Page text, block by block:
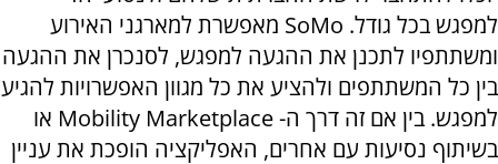
למפגש בכל גודל. SoMo מאפשרת למארגני האירוע
ומשתתפיו לתכנן את ההגעה למפגש, לסנכרן את ההגעה
בין כל המשתתפים ולהציע את כל מגוון האפשרויות להגיע
למפגש. בין אם זה דרך ה-Mobility Marketplace או
בשיתוף נסיעות עם אחרים, האפליקציה הופכת את עניין